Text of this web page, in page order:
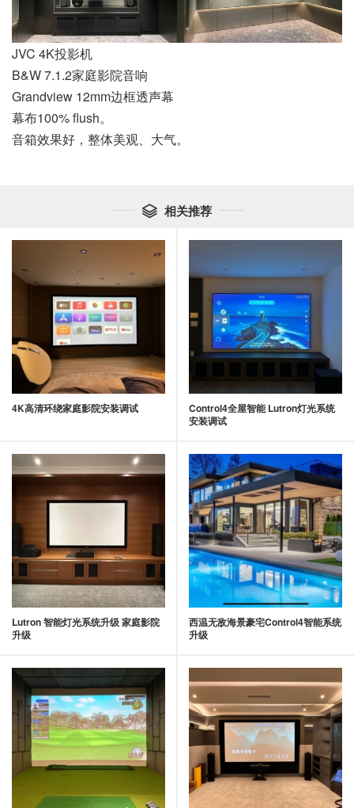
JVC 4K投影机
B&W 7.1.2家庭影院音响
Grandview 12mm边框透声幕
幕布100% flush。
音箱效果好，整体美观、大气。
 相关推荐
4K高清环绕家庭影院安装调试
Control4全屋智能 Lutron灯光系统
安装调试
Lutron 智能灯光系统升级 家庭影院
升级
西温无敌海景豪宅Control4智能系统
升级